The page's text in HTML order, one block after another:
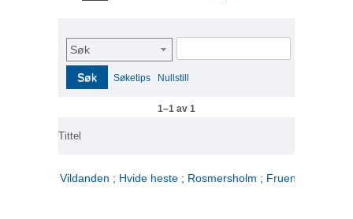
Søk
Søk Søketips Nullstill
1–1 av 1
Tittel
Vildanden ; Hvide heste ; Rosmersholm ; Fruen fra havet